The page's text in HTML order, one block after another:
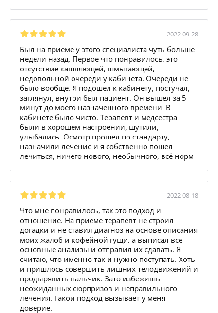
2022-09-28
Был на приеме у этого специалиста чуть больше
недели назад. Первое что понравилось, это
отсутствие кашляющей, шмыгающей,
недовольной очереди у кабинета. Очереди не
было вообще. Я подошел к кабинету, постучал,
заглянул, внутри был пациент. Он вышел за 5
минут до моего назначенного времени. В
кабинете было чисто. Терапевт и медсестра
были в хорошем настроении, шутили,
улыбались. Осмотр прошел по стандарту,
назначили лечение и я собственно пошел
лечиться, ничего нового, необычного, всё норм
2022-08-18
Что мне понравилось, так это подход и
отношение. На приеме терапевт не строил
догадки и не ставил диагноз на основе описания
моих жалоб и кофейной гущи, а выписал все
основные анализы и отправил их сдавать. Я
считаю, что именно так и нужно поступать. Хоть
и пришлось совершить лишних телодвижений и
продырявить пальчик. Зато избежишь
неожиданных сюрпризов и неправильного
лечения. Такой подход вызывает у меня
доверие.